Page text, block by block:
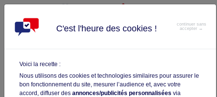
TOEIC
LES ERREURS À ÉVITER LORS DE
VOTRE PRÉPARATION AU TOEIC
C'est l'heure des cookies !
continuer sans
accepter →
Voici la recette :
Nous utilisons des cookies et technologies similaires pour assurer le
bon fonctionnement du site, mesurer l’audience et, avec votre
accord, diffuser des annonces/publicités personnalisées via